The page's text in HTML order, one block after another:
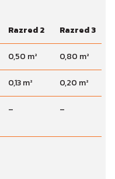
Razred 2 Razred 3
0,50 m² 0,80 m²
0,13 m² 0,20 m²
– –